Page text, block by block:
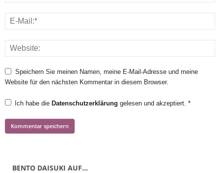
Speichern Sie meinen Namen, meine E-Mail-Adresse und meine
Website für den nächsten Kommentar in diesem Browser.
Ich habe die Datenschutzerklärung gelesen und akzeptiert. *
BENTO DAISUKI AUF…